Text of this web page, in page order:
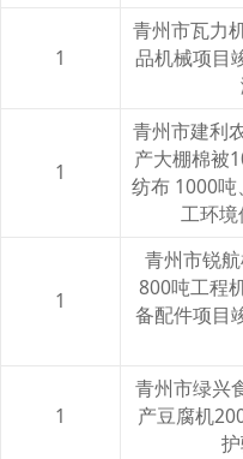
1
青州市瓦力
品机械项目
1
青州市建利
产大棚棉被
纺布 1000吨
工环
1
青州市锐
800吨工程
备配件项目
1
青州市绿兴
产豆腐机